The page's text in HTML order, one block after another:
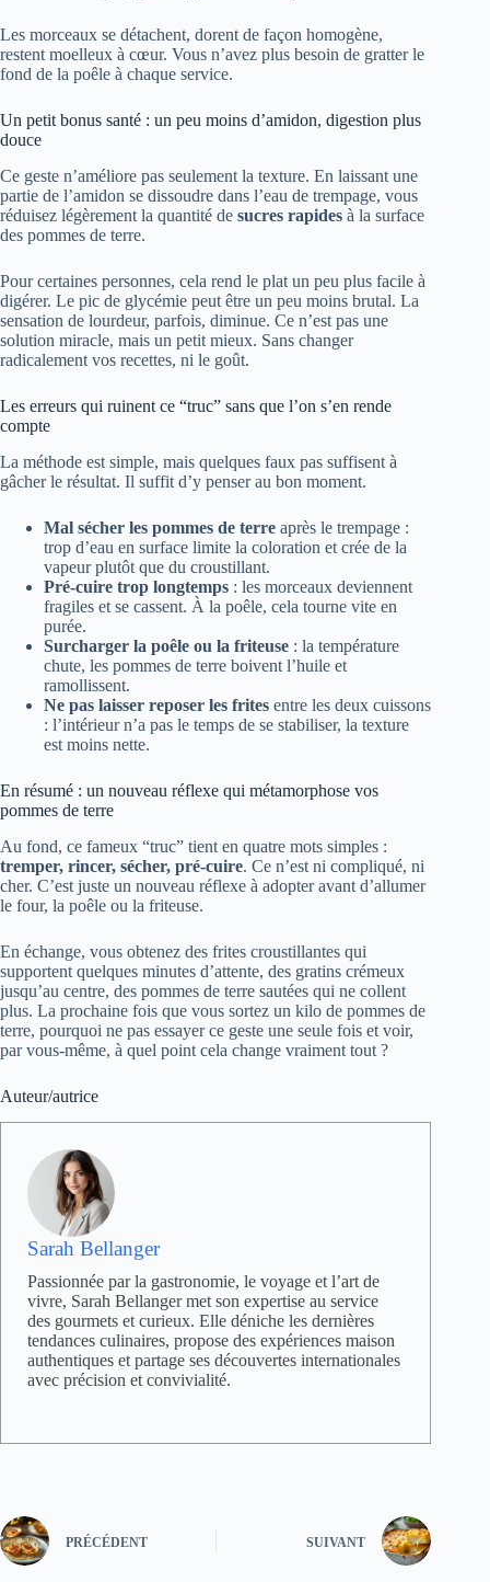
Les morceaux se détachent, dorent de façon homogène,
restent moelleux à cœur. Vous n’avez plus besoin de gratter le
fond de la poêle à chaque service.
Un petit bonus santé : un peu moins d’amidon, digestion plus
douce
Ce geste n’améliore pas seulement la texture. En laissant une
partie de l’amidon se dissoudre dans l’eau de trempage, vous
réduisez légèrement la quantité de sucres rapides à la surface
des pommes de terre.
Pour certaines personnes, cela rend le plat un peu plus facile à
digérer. Le pic de glycémie peut être un peu moins brutal. La
sensation de lourdeur, parfois, diminue. Ce n’est pas une
solution miracle, mais un petit mieux. Sans changer
radicalement vos recettes, ni le goût.
Les erreurs qui ruinent ce “truc” sans que l’on s’en rende
compte
La méthode est simple, mais quelques faux pas suffisent à
gâcher le résultat. Il suffit d’y penser au bon moment.
Mal sécher les pommes de terre après le trempage :
trop d’eau en surface limite la coloration et crée de la
vapeur plutôt que du croustillant.
Pré-cuire trop longtemps : les morceaux deviennent
fragiles et se cassent. À la poêle, cela tourne vite en
purée.
Surcharger la poêle ou la friteuse : la température
chute, les pommes de terre boivent l’huile et
ramollissent.
Ne pas laisser reposer les frites entre les deux cuissons
: l’intérieur n’a pas le temps de se stabiliser, la texture
est moins nette.
En résumé : un nouveau réflexe qui métamorphose vos
pommes de terre
Au fond, ce fameux “truc” tient en quatre mots simples :
tremper, rincer, sécher, pré-cuire. Ce n’est ni compliqué, ni
cher. C’est juste un nouveau réflexe à adopter avant d’allumer
le four, la poêle ou la friteuse.
En échange, vous obtenez des frites croustillantes qui
supportent quelques minutes d’attente, des gratins crémeux
jusqu’au centre, des pommes de terre sautées qui ne collent
plus. La prochaine fois que vous sortez un kilo de pommes de
terre, pourquoi ne pas essayer ce geste une seule fois et voir,
par vous-même, à quel point cela change vraiment tout ?
Auteur/autrice
Sarah Bellanger
Passionnée par la gastronomie, le voyage et l’art de
vivre, Sarah Bellanger met son expertise au service
des gourmets et curieux. Elle déniche les dernières
tendances culinaires, propose des expériences maison
authentiques et partage ses découvertes internationales
avec précision et convivialité.
PRÉCÉDENT SUIVANT